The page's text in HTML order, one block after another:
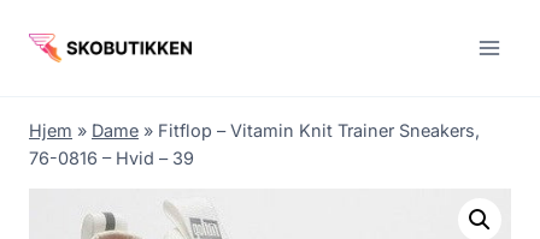
Hjem » Dame » Fitflop – Vitamin Knit Trainer Sneakers,
76-0816 – Hvid – 39